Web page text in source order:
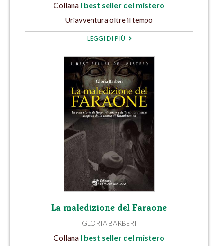
Collana I best seller del mistero
Un'avventura oltre il tempo
LEGGI DI PIÙ
La maledizione del Faraone
GLORIA BARBERI
Collana I best seller del mistero